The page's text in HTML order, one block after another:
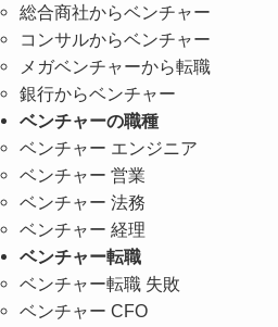
総合商社からベンチャー
コンサルからベンチャー
メガベンチャーから転職
銀行からベンチャー
ベンチャーの職種
ベンチャー エンジニア
ベンチャー 営業
ベンチャー 法務
ベンチャー 経理
ベンチャー転職
ベンチャー転職 失敗
ベンチャー CFO